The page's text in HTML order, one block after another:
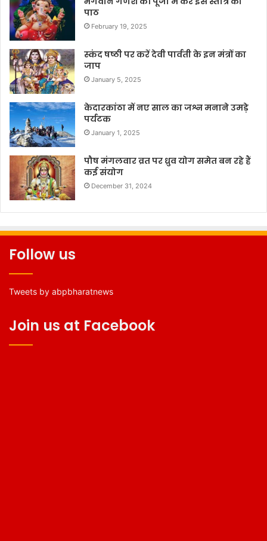
पाठ
February 19, 2025
स्कंद षष्ठी पर करें देवी पार्वती के इन मंत्रों का
जाप
January 5, 2025
केदारकांठा में नए साल का जश्न मनाने उमड़े
पर्यटक
January 1, 2025
पौष मंगलवार व्रत पर ध्रुव योग समेत बन रहे हैं
कई संयोग
December 31, 2024
Follow us
Tweets by abpbharatnews
Join us at Facebook